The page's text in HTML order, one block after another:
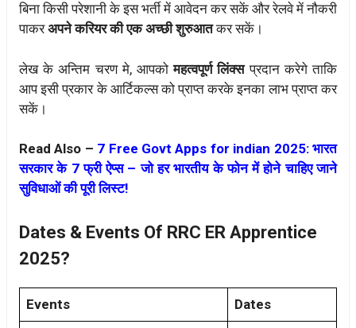
बिना किसी परेशानी के इस भर्ती में आवेदन कर सकें और रेलवे में नौकरी
पाकरअपने करियर की एक अच्छी शुरुआतकर सकें।
लेख के अन्तिम चरण मे, आपकोमहत्वपूर्ण लिंक्सप्रदान करेगे ताकि
आप इसी प्रकार के आर्टिकल्स को प्राप्त करके इनका लाभ प्राप्त कर
सकें।
Read Also – 7 Free Govt Apps for indian 2025: भारत
सरकार के 7 फ्री ऐप्स – जो हर भारतीय के फोन में होने चाहिए जाने
सुविधाओं की पूरी लिस्ट!
Dates & Events Of RRC ER Apprentice
2025?
Events Dates